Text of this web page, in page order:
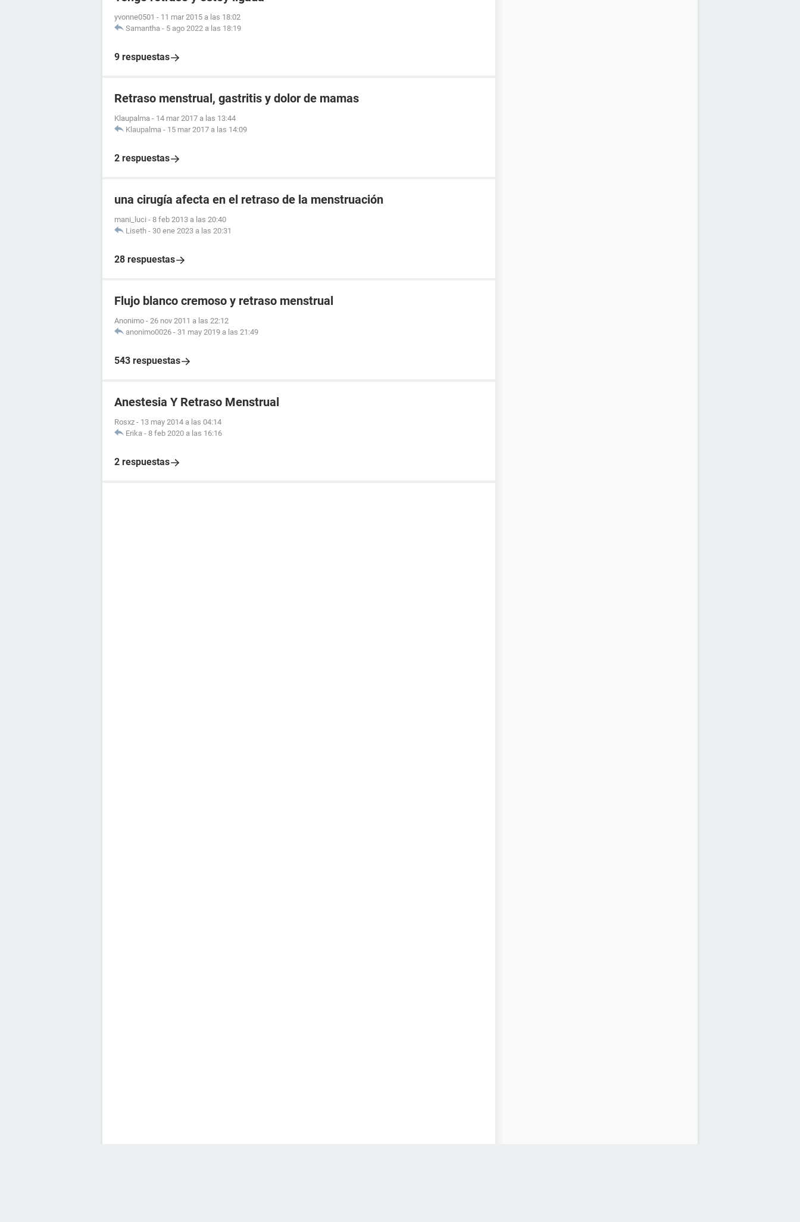
yvonne0501 - 11 mar 2015 a las 18:02
Samantha - 5 ago 2022 a las 18:19
9 respuestas
Retraso menstrual, gastritis y dolor de mamas
Klaupalma - 14 mar 2017 a las 13:44
Klaupalma - 15 mar 2017 a las 14:09
2 respuestas
una cirugía afecta en el retraso de la menstruación
mani_luci - 8 feb 2013 a las 20:40
Liseth - 30 ene 2023 a las 20:31
28 respuestas
Flujo blanco cremoso y retraso menstrual
Anonimo - 26 nov 2011 a las 22:12
anonimo0026 - 31 may 2019 a las 21:49
543 respuestas
Anestesia Y Retraso Menstrual
Rosxz - 13 may 2014 a las 04:14
Erika - 8 feb 2020 a las 16:16
2 respuestas